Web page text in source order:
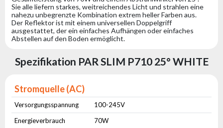
Sie alle liefern starkes, weitreichendes Licht und strahlen eine
nahezu unbegrenzte Kombination extrem heller Farben aus.
Der Reflektor ist mit einem universellen Doppelgriff
ausgestattet, der ein einfaches Aufhängen oder einfaches
Abstellen auf den Boden ermöglicht.
Spezifikation PAR SLIM P710 25° WHITE
Stromquelle (AC)
Versorgungsspannung
100-245V
Energieverbrauch
70W